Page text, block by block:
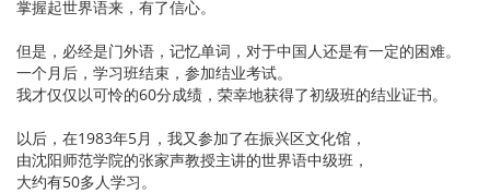
掌握起世界语来，有了信心。
但是，必经是门外语，记忆单词，对于中国人还是有一定的困难。
一个月后，学习班结束，参加结业考试。
我才仅仅以可怜的60分成绩，荣幸地获得了初级班的结业证书。
以后，在1983年5月，我又参加了在振兴区文化馆，
由沈阳师范学院的张家声教授主讲的世界语中级班，
大约有50多人学习。